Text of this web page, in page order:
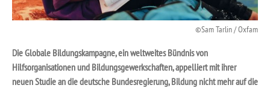
Sam Tarlin / Oxfam
Die Globale Bildungskampagne, ein weltweites Bündnis von
Hilfsorganisationen und Bildungsgewerkschaften, appelliert mit ihrer
neuen Studie an die deutsche Bundesregierung, Bildung nicht mehr auf die